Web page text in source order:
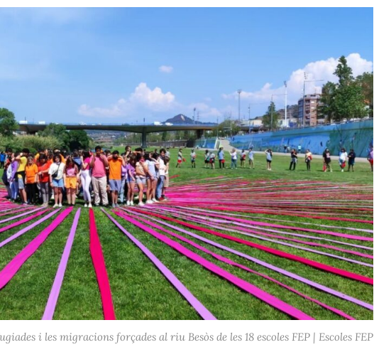
i les migracions forçades al riu Besòs de les 18 escoles FEP | Escoles FEP